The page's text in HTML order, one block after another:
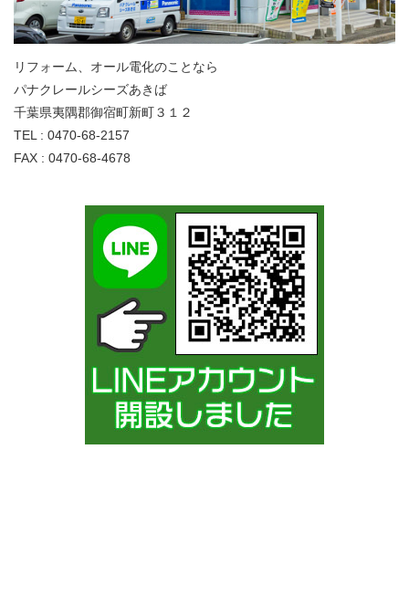
リフォーム、オール電化のことなら
パナクレールシーズあきば
千葉県夷隅郡御宿町新町３１２
TEL : 0470-68-2157
FAX : 0470-68-4678